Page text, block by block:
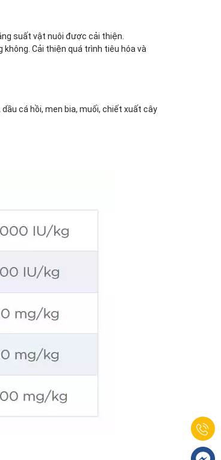
suất vật nuôi được cải thiện.
Cải thiện quá trình tiêu hóa và
cá hồi, men bia, muối, chiết xuất cây